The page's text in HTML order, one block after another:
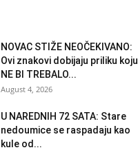
NOVAC STIŽE NEOČEKIVANO:
Ovi znakovi dobijaju priliku koju
NE BI TREBALO...
August 4, 2026
U NAREDNIH 72 SATA: Stare
nedoumice se raspadaju kao
kule od...